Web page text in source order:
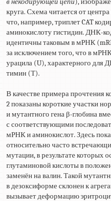
круга. Схема читается от
что, например, триплет CAT
аминокислоту гистидин. ДНК-
идентичны таковым в мРНК
за исключением того, что в
урацила (U), характерного для
тимин (Т).
В качестве примера прочтения
2 показаны короткие участки
и мутантного гена β-глобина
с соответствующими
мРНК и аминокислот. Здесь
относительно часто
мутации, в результате которых
глутаминовой кислоты в
заменён на валин. Такой
в дезоксиформе склонен к
вызывает деформацию